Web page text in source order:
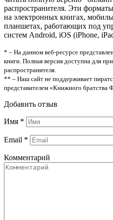
распространителя. Эти
на электронных книгах,
планшетах, работающих под
систем Android, iOS (iPhone,
* – На данном веб-ресурсе
книги. Полная версия доступна для
распространителя.
** – Наш сайт не поддерживает
представителем «Книжного братства
Добавить отзыв
Имя *
Email *
Комментарий